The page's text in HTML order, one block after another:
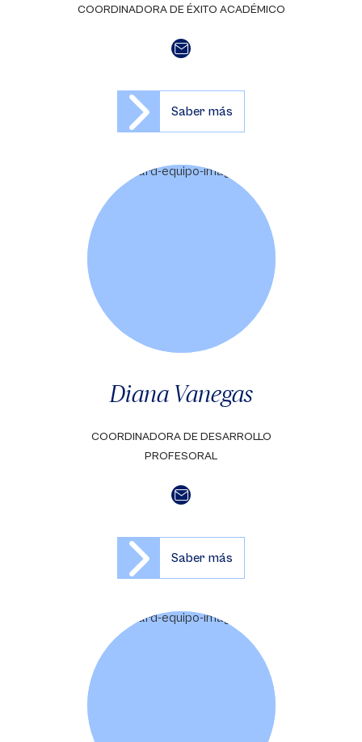
COORDINADORA DE ÉXITO ACADÉMICO
Saber más
Diana Vanegas
COORDINADORA DE DESARROLLO
PROFESORAL
Saber más